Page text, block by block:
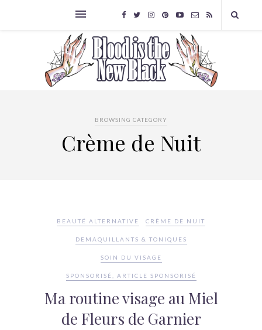
BROWSING CATEGORY
Crème de Nuit
BEAUTÉ ALTERNATIVE CRÈME DE NUIT
DEMAQUILLANTS & TONIQUES
SOIN DU VISAGE
SPONSORISÉ, ARTICLE SPONSORISÉ
Ma routine visage au Miel
de Fleurs de Garnier